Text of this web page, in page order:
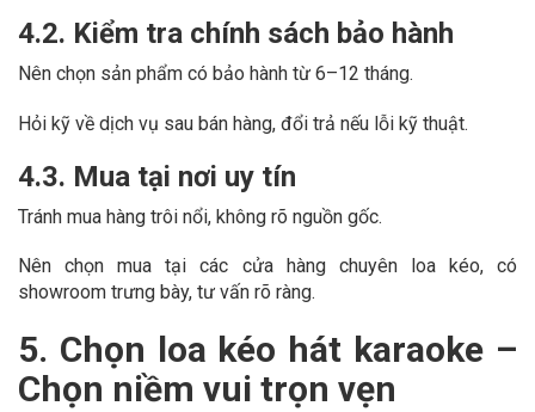
4.2. Kiểm tra chính sách bảo hành
Nên chọn sản phẩm có bảo hành từ 6–12 tháng.
Hỏi kỹ về dịch vụ sau bán hàng, đổi trả nếu lỗi kỹ thuật.
4.3. Mua tại nơi uy tín
Tránh mua hàng trôi nổi, không rõ nguồn gốc.
Nên chọn mua tại các cửa hàng chuyên loa kéo, có
showroom trưng bày, tư vấn rõ ràng.
5. Chọn loa kéo hát karaoke –
Chọn niềm vui trọn vẹn